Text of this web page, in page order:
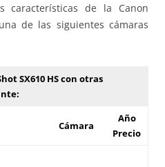
características de la Canon
de las siguientes cámaras
SX610 HS con otras
Cámara
Año
Precio